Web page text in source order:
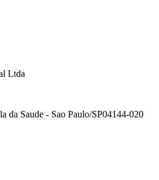
Ltda
da Saude - Sao Paulo/SP04144-020